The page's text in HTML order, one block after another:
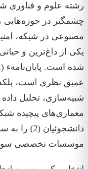
رشته علوم و فناوری
یکی از داغ‌ترین و
عمیق نظری است،
شبیه‌سازی، تحلیل
معماری‌های پیچیده
موسسات تخصصی